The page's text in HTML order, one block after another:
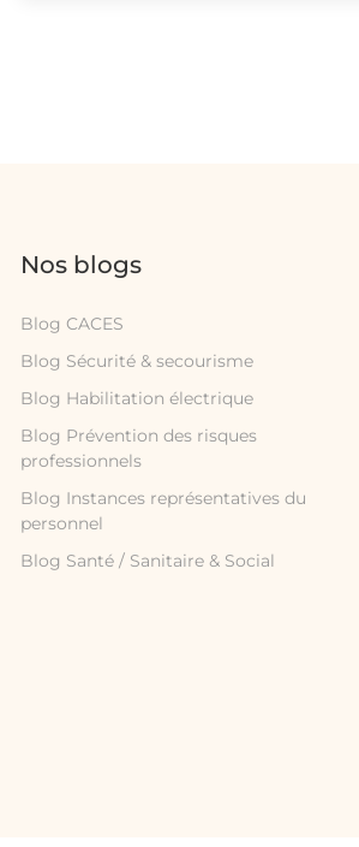
Nos blogs
Blog CACES
Blog Sécurité & secourisme
Blog Habilitation électrique
Blog Prévention des risques
professionnels
Blog Instances représentatives du
personnel
Blog Santé / Sanitaire & Social